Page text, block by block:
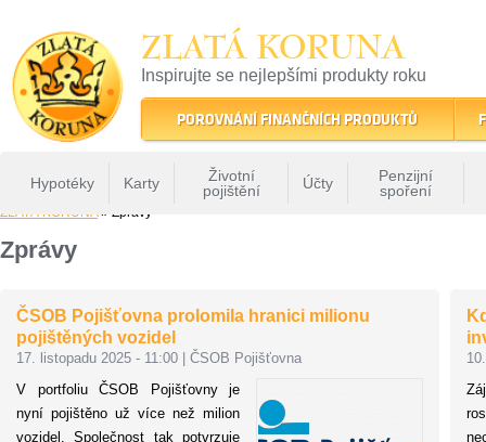
ZLATÁ KORUNA
Inspirujte se nejlepšími produkty roku
22 let tradice a kvality na finančním trhu
POROVNÁNÍ FINANČNÍCH PRODUKTŮ
Hypotéky Karty
Životní
pojištění
Účty
Penzijní
spoření
ZLATÁ KORUNA» Zprávy
Zprávy
ČSOB Pojišťovna prolomila hranici milionu
pojištěných vozidel
17. listopadu 2025 - 11:00
ČSOB Pojišťovna
V portfoliu ČSOB Pojišťovny je
nyní pojištěno už více než milion
vozidel. Společnost tak potvrzuje